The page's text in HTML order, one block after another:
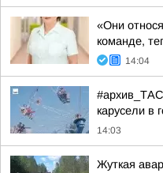
«Они
команде,
14:04
карусели в
14:03
Жуткая